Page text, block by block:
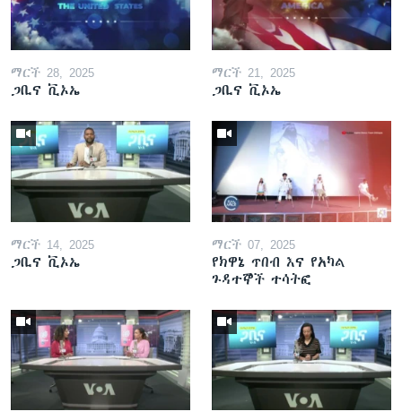
ማርች 28, 2025
ጋቢና ቪኦኤ
ማርች 21, 2025
ጋቢና ቪኦኤ
ማርች 14, 2025
ጋቢና ቪኦኤ
ማርች 07, 2025
የክዋኔ ጥበብ እና የአካል
ጉዳተኞች ተሳትፎ